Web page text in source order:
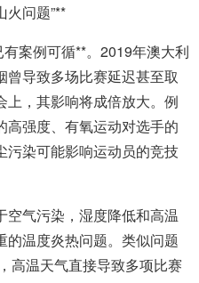
火问题”**
案例可循**。2019年澳大利
曾导致多场比赛延迟甚至取
上，其影响将成倍放大。例
高强度、有氧运动对选手的
污染可能影响运动员的竞技
空气污染，湿度降低和高温
的温度炎热问题。类似问题
高温天气直接导致多项比赛